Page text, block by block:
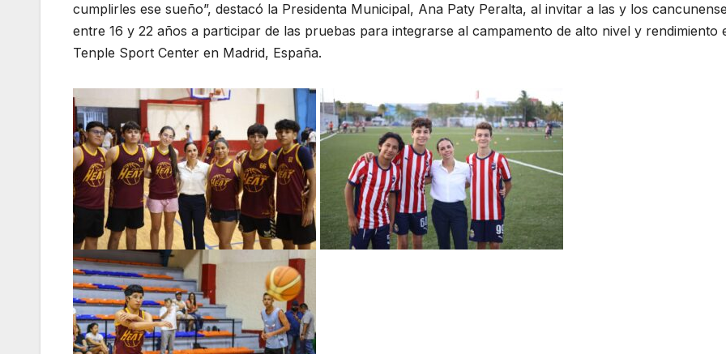
cumplirles ese sueño”, destacó la Presidenta Municipal, Ana Paty Peralta, al invitar a las y los
entre 16 y 22 años a participar de las pruebas para integrarse al campamento de alto nivel y rendimiento
Tenple Sport Center en Madrid, España.